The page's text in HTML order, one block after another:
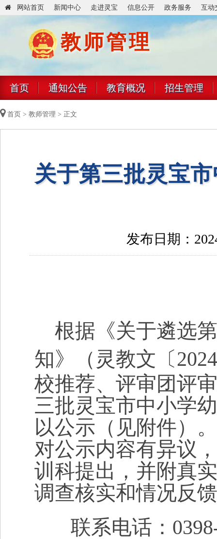
网站首页 新闻中心 走进灵宝 信息公开 政务服务 互动
教师管理
首页 通知公告 教育概况 招生管理
首页 > 教师管理 > 正文
关于第三批灵宝
发布日期：
根据《关于遴选
知》
（灵教文〔
校推荐、评审团评
三批灵宝市中小学
以公示（见附件）
对公示内容有异议
训科提出，并附真
调查核实和情况反
联系电话：